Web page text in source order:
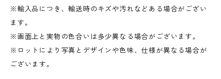
※輸入品につき、輸送時のキズや汚れなどある場合がござい
ます。
※画面上と実物の色合いは多少異なる場合がございます。
※ロットにより写真とデザインや色味、仕様が異なる場合が
ございます。